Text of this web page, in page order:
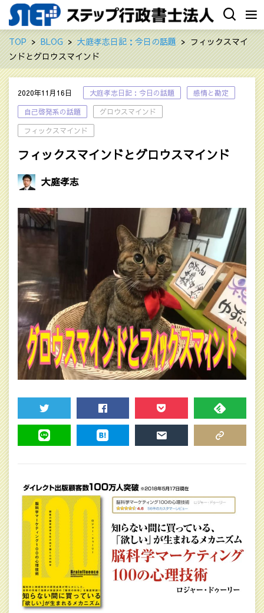
TOP BLOG 大庭孝志日記：今日の話題
フィックスマイ
ンドとグロウスマインド
2020年11月16日 大庭孝志日記：今日の話題
感情と勘定
自己啓発系の話題
グロウスマインド
フィックスマインド
フィックスマインドとグロウスマインド
大庭孝志
TWEET SHARE POCKET FEEDLY